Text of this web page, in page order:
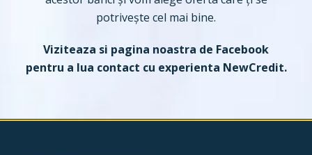
potrivește cel mai bine.
Viziteaza si pagina noastra de Facebook
pentru a lua contact cu experienta NewCredit.